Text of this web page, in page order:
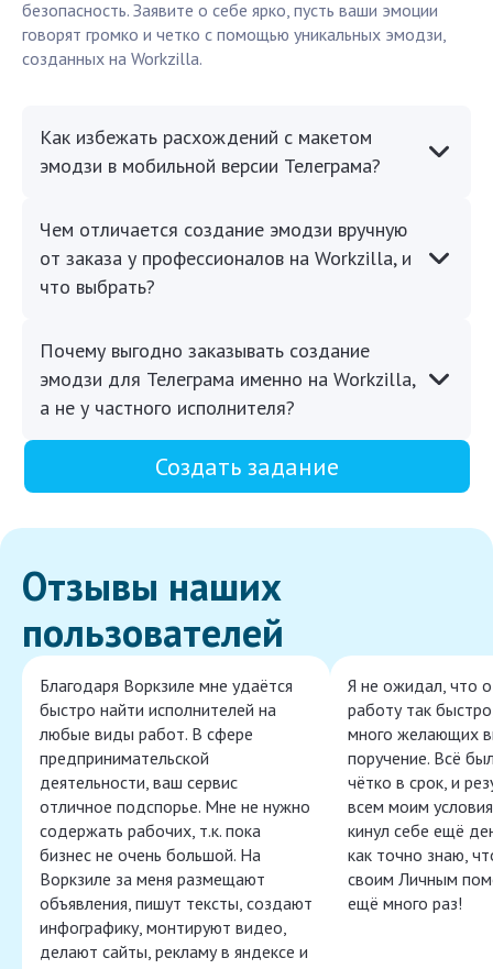
безопасность. Заявите о себе ярко, пусть ваши эмоции
говорят громко и четко с помощью уникальных эмодзи,
созданных на Workzilla.
Как избежать расхождений с макетом
эмодзи в мобильной версии Телеграма?
Чем отличается создание эмодзи вручную
от заказа у профессионалов на Workzilla, и
что выбрать?
Почему выгодно заказывать создание
эмодзи для Телеграма именно на Workzilla,
а не у частного исполнителя?
Создать задание
Отзывы наших
пользователей
Благодаря Воркзиле мне удаётся
быстро найти исполнителей на
любые виды работ. В сфере
предпринимательской
деятельности, ваш сервис
отличное подспорье. Мне не нужно
содержать рабочих, т.к. пока
бизнес не очень большой. На
Воркзиле за меня размещают
объявления, пишут тексты, создают
инфографику, монтируют видео,
делают сайты, рекламу в яндексе и
Я не ожидал, что
работу так
много желающих
поручение. Всё
чётко в срок, и
всем моим
кинул себе ещё
как точно знаю,
своим Личным
ещё много раз!